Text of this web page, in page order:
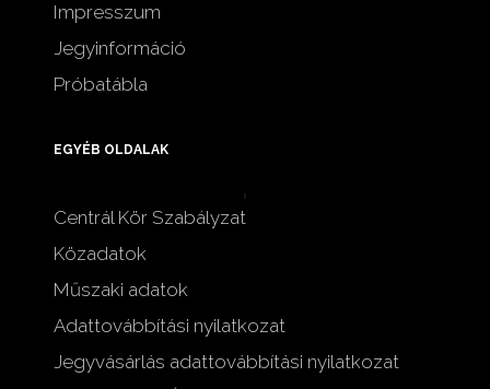
Impresszum
Jegyinformáció
Próbatábla
EGYÉB OLDALAK
Centrál Kör Szabályzat
Közadatok
Műszaki adatok
Adattovábbítási nyilatkozat
Jegyvásárlás adattovábbítási nyilatkozat